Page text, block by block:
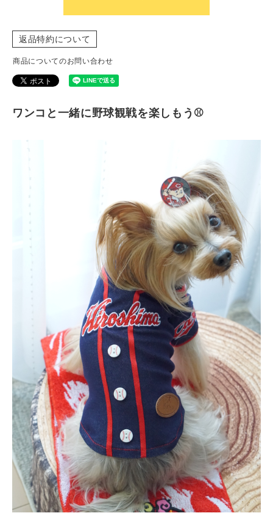
返品特約について
商品についてのお問い合わせ
ワンコと一緒に野球観戦を楽しもう⚾